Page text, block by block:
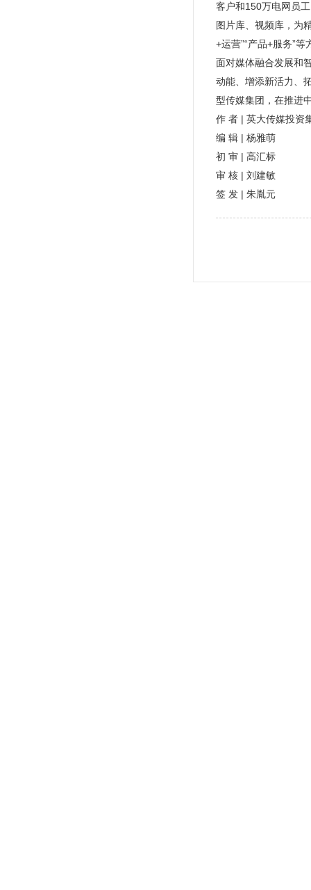
客户和150万电网员
图片库、视频库，为
+运营”“产品+服务”
面对媒体融合发展和
动能、增添新活力、
型传媒集团，在推进
作 者 | 英大传媒投资
编 辑 | 杨雅萌
初 审 | 高汇标
审 核 | 刘建敏
签 发 | 朱胤元